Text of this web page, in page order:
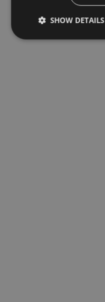
SHOW DETAILS